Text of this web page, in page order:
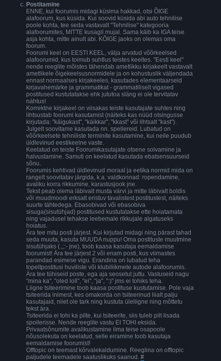
Postitamine
ENNE, kui foorumis midagi küsima hakkad, otsi ÕIGE
alafoorum, kus küsida. Kui soovid küsida abi auto tehnilise
poole kohta, tee seda vastavalt "Tehnilise" kategooria
alafoorumites, MITTE kusagil mujal. Sama käib ka IGA teise
asja kohta, mitte ainult abi. KÕIGE jaoks on olemas oma
foorum.
Foorumi keel on EESTI KEEL, välja arvatud võõrkeelsed
alafoorumid, kus toimub suhtlus teistes keeltes. "Eesti keel"
nende reeglite mõistes tähendab ametlikku kirjakeelt vastavalt
ametlikele õigekeelsusnormidele ja on kohustuslik väljendada
ennast normaalses kirjakeeles, kasutades elementaarseid
kirjavahemärke ja grammatikat - grammatiliselt vigased
postitused kustutatakse ehk jututoa släng ei ole tervitatav
nähtus!
Korrektne kirjakeel on viisakas teiste kasutajate suhtes ning
lihtsustab foorumi kasutamist (näiteks kas nüüd otsingusse
kirjutada: "käigukast", "käikkar", "kkast" või lihtsalt "kast").
Julgelt soovitame kasutada nn. spellereid. Lubatud on
võõrkeelsete tehniliste terminite kasutamine, kui neile puudub
üldlevinud eestikeelne vaste.
Keelatud on teiste Foorumikasutajate otsene solvamine ja
halvustamine. Samuti on keelatud kasutada ebatsensuurseid
sõnu.
Foorumis kehtivad üldlevinud moraal ja eetika normid mida on
rangelt soovitatav järgida, k.a. valdkonnad: ropendamine,
avaliku korra rikkumine, karastusjook jne.
Tekst peab olema läbivalt musta värvi ja mitte läbivalt boldis
või muudmoodi erksalt eristuv tavalistest postitustest, näiteks
suurte tähtedega. Ebasobivad või ebasobiva
sisuga(sisutühjad) postitused kustutatakse ette hoiatamata
ning vajadusel tehakse leebemale rikkujale algatuseks
hoiatus.
Ära tee mitu posti järjest. Kui kirjutad midagi ning pärast tahad
seda muuta, kasuta MUUDA nuppu! Oma postituste muutmine
sisutühjaks (.,;:- jne), toob kaasa kasutaja eemaldamise
foorumist! Ära tee järjest 2 või enam posti, kus viimastes
parandad esimese vigu. Erandina on lubatud teha
topeltpostitusi huviliste või klubiliikmete autode alafoorumis.
Ära tee tühiseid poste, ega aja seosetut juttu. Vastuseid nagu
"mina ka", "oled loll", "ei", "ja", ":)" jms ei tohiks teha.
Liigne tsiteerimine toob kaasa postituse kustutamise. Pole vaja
tsiteerida inimest, kes omakorda on tsiteerinud liialt palju
kasutajaid, niiet ole tark ning kustuta üleliigne ning mõttetu
tekst ära.
Tsiteerida ei tohi ka pilte, kui tsiteerite, siis tuleb pilt lisada
spoilerisse. Nende reeglite vastu EI TOHI eksida.
Privaatsõnumite avalikustamine ilma teise osapoole
nõusolekuta on keelatud, selle eiramine toob kasutaja
eemaldamise foorumist!
Offtopic on teemast kõrvalekaldumine. Reeglina on offtopic
paljudele teemadele saatuslikuks saanud. #